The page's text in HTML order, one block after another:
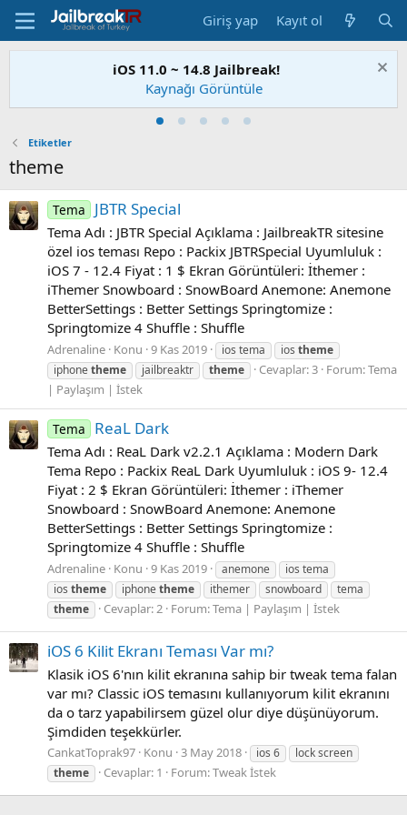
Giriş yap Kayıt ol
iOS 11.0 ~ 14.8 Jailbreak!
Kaynağı Görüntüle
Etiketler
theme
Tema JBTR Special
Tema Adı : JBTR Special Açıklama : JailbreakTR sitesine
özel ios teması Repo : Packix JBTRSpecial Uyumluluk :
iOS 7 - 12.4 Fiyat : 1 $ Ekran Görüntüleri: İthemer :
iThemer Snowboard : SnowBoard Anemone: Anemone
BetterSettings : Better Settings Springtomize :
Springtomize 4 Shuffle : Shuffle
Adrenaline Konu 9 Kas 2019 ios tema ios theme
iphonetheme jailbreaktr theme Cevaplar: 3 Forum:Tema
| Paylaşım | İstek
Tema ReaL Dark
Tema Adı : ReaL Dark v2.2.1 Açıklama : Modern Dark
Tema Repo : Packix ReaL Dark Uyumluluk : iOS 9- 12.4
Fiyat : 2 $ Ekran Görüntüleri: İthemer : iThemer
Snowboard : SnowBoard Anemone: Anemone
BetterSettings : Better Settings Springtomize :
Springtomize 4 Shuffle : Shuffle
Adrenaline Konu 9 Kas 2019 anemone
ios tema
ios theme iphonetheme ithemer snowboard
tema
theme
Cevaplar: 2 Forum:Tema | Paylaşım | İstek
iOS 6 Kilit Ekranı Teması Var mı?
Klasik iOS 6'nın kilit ekranına sahip bir tweak tema falan
var mı? Classic iOS temasını kullanıyorum kilit ekranını
da o tarz yapabilirsem güzel olur diye düşünüyorum.
Şimdiden teşekkürler.
CankatToprak97 Konu 3 May 2018 ios 6
lock screen
theme
Cevaplar: 1 Forum:Tweak İstek